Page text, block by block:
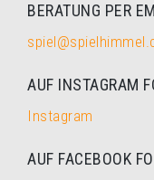
BERATUNG PER
AUF INSTAGRAM
Instagram
AUF FACEBOOK